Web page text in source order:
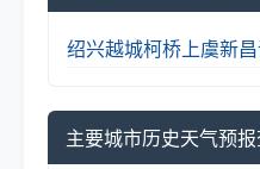
绍兴越城柯桥 上虞新昌
主要城市历史天气预